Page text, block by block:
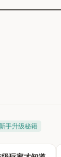
新手升级秘籍